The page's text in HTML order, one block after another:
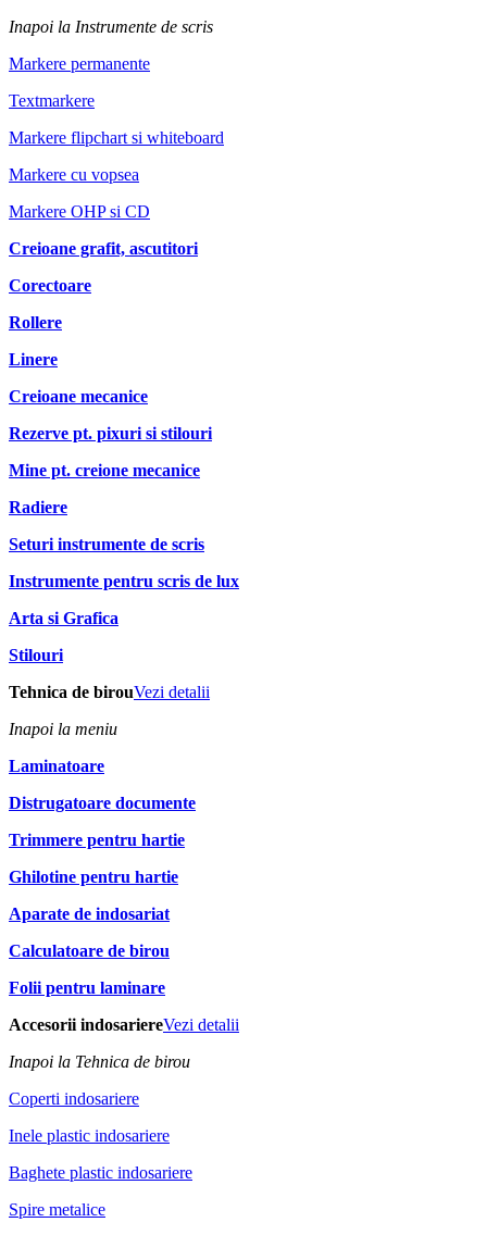
Inapoi la Instrumente de scris
Markere permanente
Textmarkere
Markere flipchart si whiteboard
Markere cu vopsea
Markere OHP si CD
Creioane grafit, ascutitori
Corectoare
Rollere
Linere
Creioane mecanice
Rezerve pt. pixuri si stilouri
Mine pt. creione mecanice
Radiere
Seturi instrumente de scris
Instrumente pentru scris de lux
Arta si Grafica
Stilouri
Tehnica de birouVezi detalii
Inapoi la meniu
Laminatoare
Distrugatoare documente
Trimmere pentru hartie
Ghilotine pentru hartie
Aparate de indosariat
Calculatoare de birou
Folii pentru laminare
Accesorii indosariereVezi detalii
Inapoi la Tehnica de birou
Coperti indosariere
Inele plastic indosariere
Baghete plastic indosariere
Spire metalice